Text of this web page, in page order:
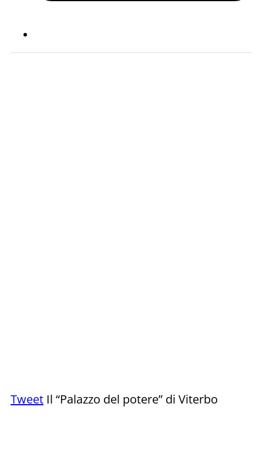
Tweet Il “Palazzo del potere” di Viterbo